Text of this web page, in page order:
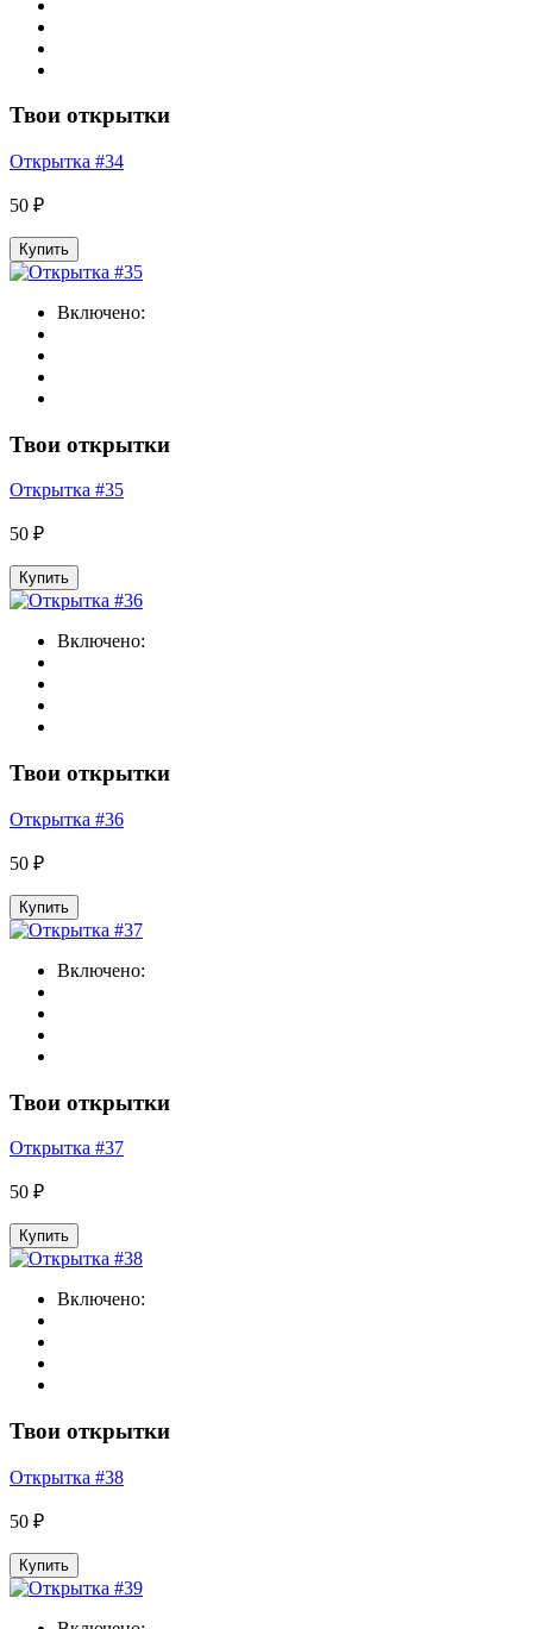
Твои открытки
Открытка #34
50 ₽
Купить
Включено:
Твои открытки
Открытка #35
50 ₽
Купить
Включено:
Твои открытки
Открытка #36
50 ₽
Купить
Включено:
Твои открытки
Открытка #37
50 ₽
Купить
Включено:
Твои открытки
Открытка #38
50 ₽
Купить